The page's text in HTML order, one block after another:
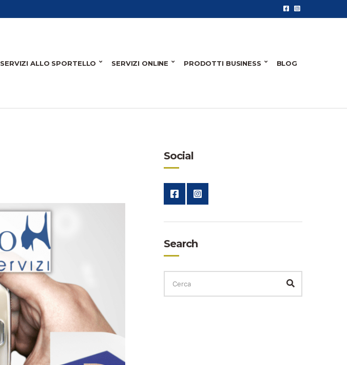
SERVIZI ALLO SPORTELLO SERVIZI ONLINE PRODOTTI BUSINESS BLOG
Social
Search
CERCA
PER: